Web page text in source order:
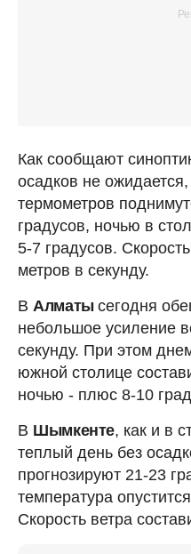
Как сообщают
осадков не
термометров
градусов, ночью в
5-7 градусов.
метров в секунду.
В Алматысегодня
небольшое усиление
секунду. При этом
южной столице
ночью - плюс 8-10
В Шымкенте, как и в
теплый день без
прогнозируют 21-23
температура
Скорость ветра